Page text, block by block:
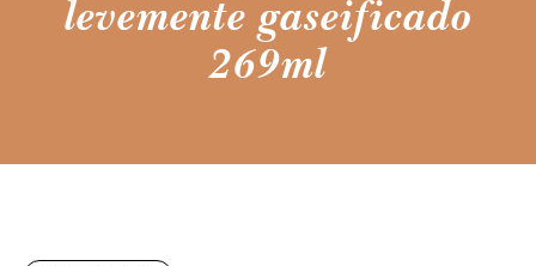
levemente gaseificado
269ml